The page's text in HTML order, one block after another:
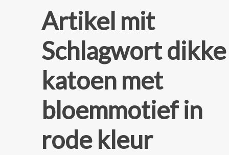
Artikel mit
Schlagwort dikke
katoen met
bloemmotief in
rode kleur